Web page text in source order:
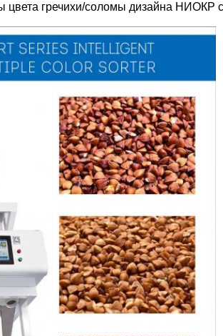
гречихи/соломы дизайна НИОКР